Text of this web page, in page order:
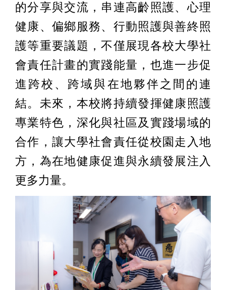
的分享與交流，串連高齡照護、心理
健康、偏鄉服務、行動照護與善終照
護等重要議題，不僅展現各校大學社
會責任計畫的實踐能量，也進一步促
進跨校、跨域與在地夥伴之間的連
結。未來，本校將持續發揮健康照護
專業特色，深化與社區及實踐場域的
合作，讓大學社會責任從校園走入地
方，為在地健康促進與永續發展注入
更多力量。